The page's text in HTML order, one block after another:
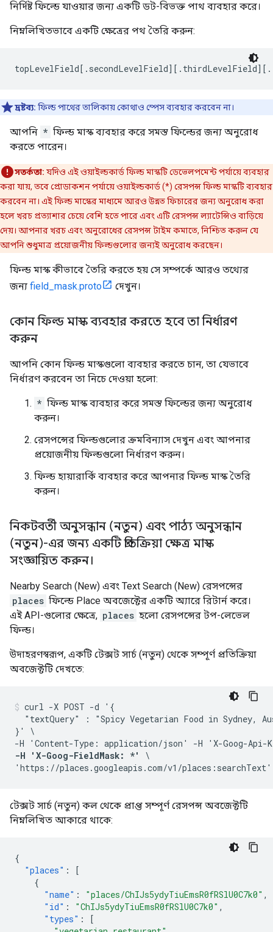
নির্দিষ্ট ফিল্ডে যাওয়ার জন্য একটি ডট-বিভক্ত পাথ ব্যবহার করে।
নিম্নলিখিতভাবে একটি ক্ষেত্রের পথ তৈরি করুন:
দ্রষ্টব্য: ফিল্ড পাথের তালিকায় কোথাও স্পেস ব্যবহার করবেন না।
আপনি * ফিল্ড মাস্ক ব্যবহার করে সমস্ত ফিল্ডের জন্য অনুরোধ
করতে পারেন।
সতর্কতা: যদিও এই ওয়াইল্ডকার্ড ফিল্ড মাস্কটি ডেভেলপমেন্ট পর্যায়ে ব্যবহার
করা যায়, তবে প্রোডাকশন পর্যায়ে ওয়াইল্ডকার্ড (*) রেসপন্স ফিল্ড মাস্কটি ব্যবহার
করবেন না। এই ফিল্ড মাস্কের মাধ্যমে আরও উন্নত ফিচারের জন্য অনুরোধ করা
হলে খরচ প্রত্যাশার চেয়ে বেশি হতে পারে এবং এটি রেসপন্স ল্যাটেন্সিও বাড়িয়ে
দেয়। আপনার খরচ এবং অনুরোধের রেসপন্স টাইম কমাতে, নিশ্চিত করুন যে
আপনি শুধুমাত্র প্রয়োজনীয় ফিল্ডগুলোর জন্যই অনুরোধ করছেন।
ফিল্ড মাস্ক কীভাবে তৈরি করতে হয় সে সম্পর্কে আরও তথ্যের
জন্য field_mask.proto দেখুন।
কোন ফিল্ড মাস্ক ব্যবহার করতে হবে তা নির্ধারণ
করুন
আপনি কোন ফিল্ড মাস্কগুলো ব্যবহার করতে চান, তা যেভাবে
নির্ধারণ করবেন তা নিচে দেওয়া হলো:
* ফিল্ড মাস্ক ব্যবহার করে সমস্ত ফিল্ডের জন্য অনুরোধ
করুন।
রেসপন্সের ফিল্ডগুলোর ক্রমবিন্যাস দেখুন এবং আপনার
প্রয়োজনীয় ফিল্ডগুলো নির্ধারণ করুন।
ফিল্ড হায়ারার্কি ব্যবহার করে আপনার ফিল্ড মাস্ক তৈরি
করুন।
নিকটবর্তী অনুসন্ধান (নতুন) এবং পাঠ্য অনুসন্ধান
(নতুন)-এর জন্য একটি প্রতিক্রিয়া ক্ষেত্র মাস্ক
সংজ্ঞায়িত করুন।
Nearby Search (New) এবং Text Search (New) রেসপন্সের
places ফিল্ডে Place অবজেক্টের একটি অ্যারে রিটার্ন করে।
এই API-গুলোর ক্ষেত্রে, places হলো রেসপন্সের টপ-লেভেল
ফিল্ড।
উদাহরণস্বরূপ, একটি টেক্সট সার্চ (নতুন) থেকে সম্পূর্ণ প্রতিক্রিয়া
অবজেক্টটি দেখতে:
curl -X POST -d '{
"textQuery" : "Spicy Vegetarian Food in Sydney,
}' \
-H 'Content-Type: application/json' -H 'X-Goog-Api-
-H 'X-Goog-FieldMask: *'
\
'https://places.googleapis.com/v1/places:searchText'
টেক্সট সার্চ (নতুন) কল থেকে প্রাপ্ত সম্পূর্ণ রেসপন্স অবজেক্টটি
নিম্নলিখিত আকারে থাকে:
{
"places" :
[
{
"name" : "places/ChIJs5ydyTiuEmsR0fRSlU0C7k0" ,
"id" : "ChIJs5ydyTiuEmsR0fRSlU0C7k0" ,
"types" :
[